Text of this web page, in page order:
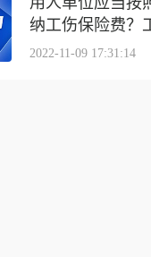
纳工伤保险费？
2022-11-09 17:31:14